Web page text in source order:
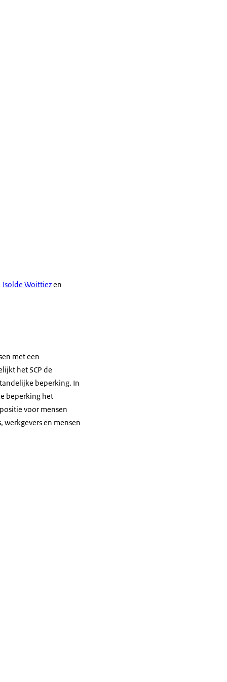
Isolde Woittiezen
met een
het SCP de
beperking. In
beperking het
voor mensen
en mensen